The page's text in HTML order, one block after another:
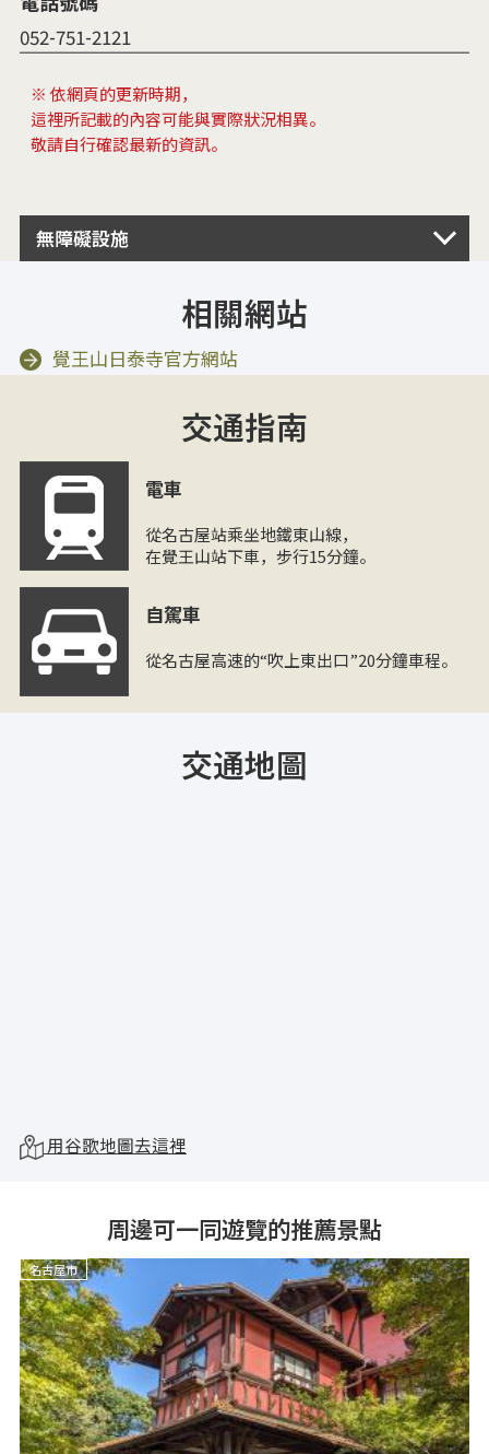
052-751-2121
※ 依網頁的更新時期，
這裡所記載的內容可能與實際狀況相異。
敬請自行確認最新的資訊。
無障礙設施
相關網站
覺王山日泰寺官方網站
交通指南
電車
從名古屋站乘坐地鐵東山線，
在覺王山站下車，步行15分鐘。
自駕車
從名古屋高速的“吹上東出口”20分鐘車程。
交通地圖
用谷歌地圖去這裡
周邊可一同遊覽的推薦景點
名古屋市